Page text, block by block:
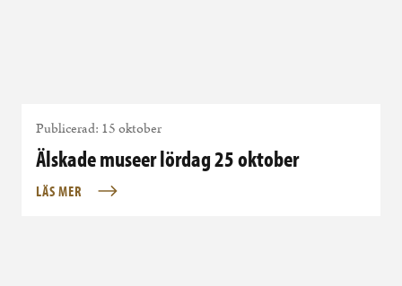
Publicerad: 15 oktober
Älskade museer lördag 25 oktober
LÄS MER